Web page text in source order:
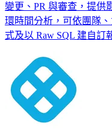
變更、PR 與審查，提供
環時間分析，可依團隊
式及以 Raw SQL 建自訂